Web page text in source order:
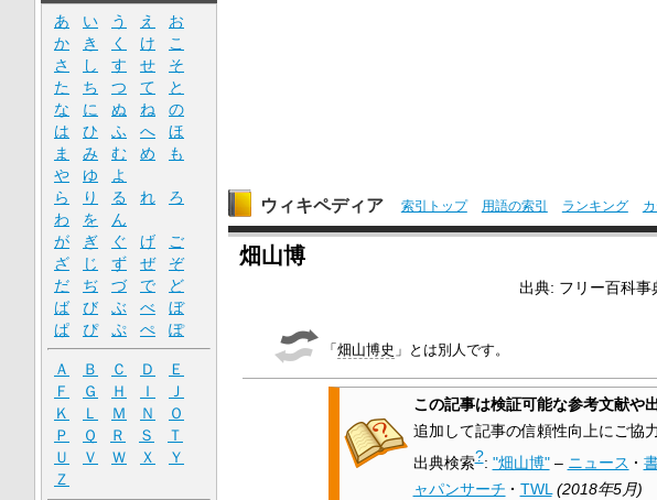
ウィキペディア 索引トップ 用語の索引 ランキング
畑山博
出典: フリー百科
「 畑山博史 」とは別人です。
この記事は検証可能な参考文献や
追加して記事の信頼性向上にご協
出典検索?: "畑山博"– ニュース ·
ャパンサーチ · TWL (2018年5月)
あ い う え
お
か
き く け
こ
さ
し す せ
そ
た
ち つ て
と
な
に ぬ ね
の
は
ひ ふ へ
ほ
ま
み む め
も
や
ゆ
よ
ら
り る れ
ろ
わ
を
ん
が
ぎ ぐ げ
ご
ざ
じ ず ぜ
ぞ
だ
ぢ づ で
ど
ば
び ぶ べ
ぼ
ぱ
ぴ ぷ ぺ ぽ
Ａ Ｂ Ｃ Ｄ
Ｅ
Ｆ
Ｇ Ｈ Ｉ
Ｊ
Ｋ
Ｌ Ｍ Ｎ
Ｏ
Ｐ
Ｑ Ｒ Ｓ
Ｔ
Ｕ
Ｖ Ｗ Ｘ
Ｙ
Ｚ